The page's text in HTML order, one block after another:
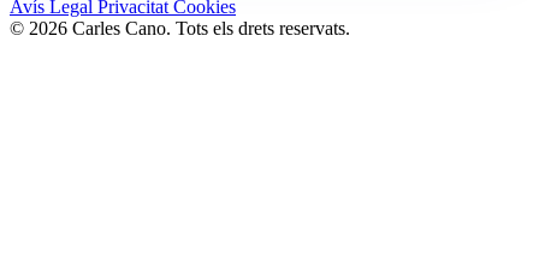
Avís Legal Privacitat Cookies
© 2026 Carles Cano. Tots els drets reservats.